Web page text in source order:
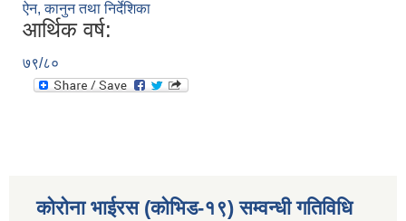
ऐन, कानुन तथा निर्देशिका
आर्थिक वर्ष:
७९/८०
कोरोना भाईरस (कोभिड-१९) सम्वन्धी गतिविधि